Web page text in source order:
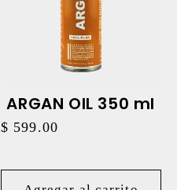
ARGAN OIL 350 ml
Precio
$ 599.00